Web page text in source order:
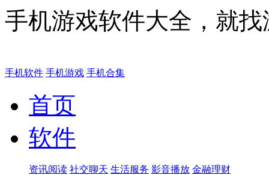
手机游戏软件大全，就
手机软件 手机游戏 手机合集
首页
软件
资讯阅读 社交聊天 生活服务 影音播放 金融理财